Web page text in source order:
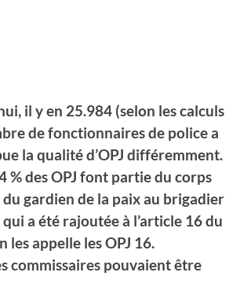
il y en 25.984 (selon les calculs
de fonctionnaires de police a
la qualité d’OPJ différemment.
% des OPJ font partie du corps
du gardien de la paix au brigadier
a été rajoutée à l’article 16 du
les appelle les OPJ 16.
commissaires pouvaient être